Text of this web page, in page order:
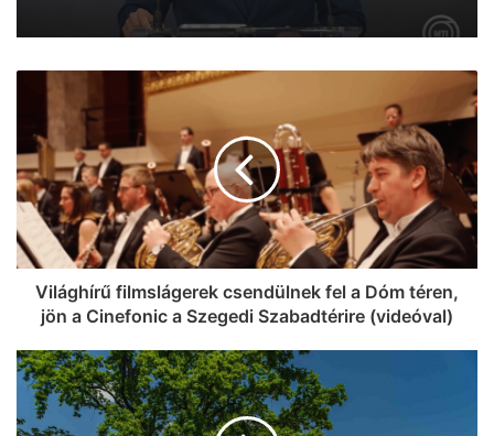
Kiderült, mire költi a kormány a 6000
milliárd forint európai uniós forrást
Világhírű filmslágerek csendülnek fel a Dóm téren,
jön a Cinefonic a Szegedi Szabadtérire (videóval)